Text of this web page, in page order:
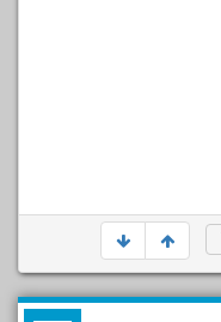
Farm Details